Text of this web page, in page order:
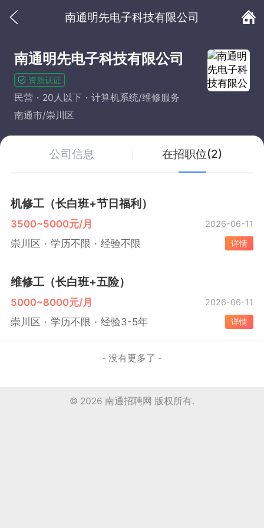
南通明先电子科技有限公司
南通明先电子科技有限公司
资质认证
民营 20人以下
计算机系统/维修服务
南通市/崇川区
公司信息 在招职位(2)
机修工（长白班+节日福利）
3500~5000元/月 2026-06-11
崇川区 学历不限 经验不限 详情
维修工（长白班+五险）
5000~8000元/月 2026-06-11
崇川区 学历不限 经验3-5年 详情
- 没有更多了 -
© 2026 南通招聘网 版权所有.